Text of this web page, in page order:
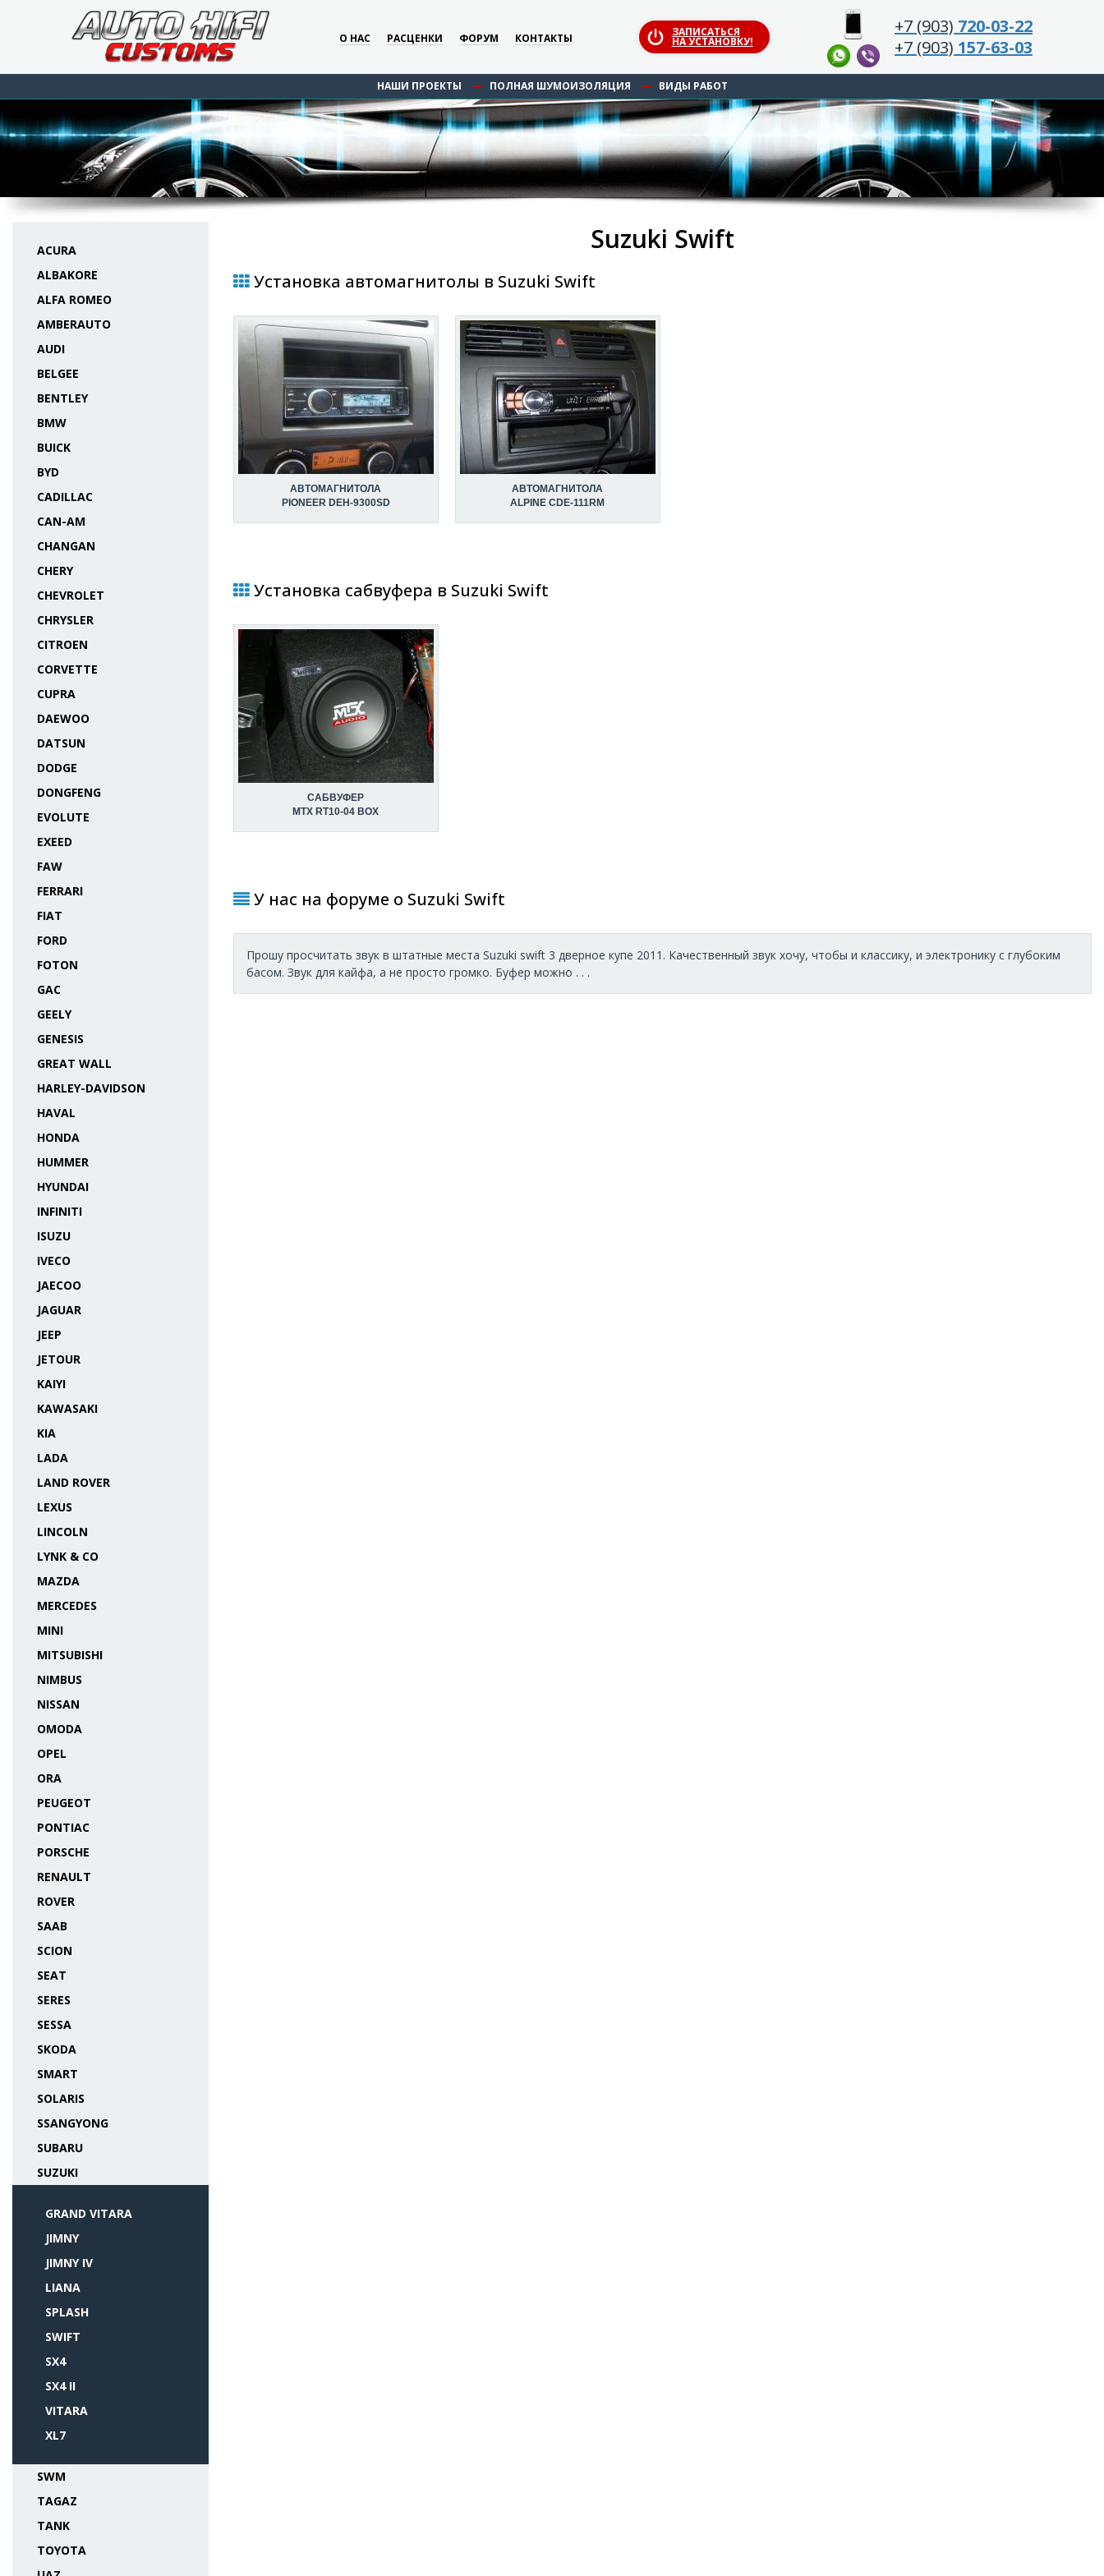
О НАС РАСЦЕНКИ ФОРУМ КОНТАКТЫ ЗАПИСАТЬСЯ
НА УСТАНОВКУ!
+7 (903) 720-03-22
+7 (903) 157-63-03
НАШИ ПРОЕКТЫ ПОЛНАЯ ШУМОИЗОЛЯЦИЯ ВИДЫ РАБОТ
ACURA
ALBAKORE
ALFA ROMEO
AMBERAUTO
AUDI
BELGEE
BENTLEY
BMW
BUICK
BYD
CADILLAC
CAN-AM
CHANGAN
CHERY
CHEVROLET
CHRYSLER
CITROEN
CORVETTE
CUPRA
DAEWOO
DATSUN
DODGE
DONGFENG
EVOLUTE
EXEED
FAW
FERRARI
FIAT
FORD
FOTON
GAC
GEELY
GENESIS
GREAT WALL
HARLEY-DAVIDSON
HAVAL
HONDA
HUMMER
HYUNDAI
INFINITI
ISUZU
IVECO
JAECOO
JAGUAR
JEEP
JETOUR
KAIYI
KAWASAKI
KIA
LADA
LAND ROVER
LEXUS
LINCOLN
LYNK & CO
MAZDA
MERCEDES
MINI
MITSUBISHI
NIMBUS
NISSAN
OMODA
OPEL
ORA
PEUGEOT
PONTIAC
PORSCHE
RENAULT
ROVER
SAAB
SCION
SEAT
SERES
SESSA
SKODA
SMART
SOLARIS
SSANGYONG
SUBARU
SUZUKI
GRAND VITARA
JIMNY
JIMNY IV
LIANA
SPLASH
SWIFT
SX4
SX4 II
VITARA
XL7
SWM
TAGAZ
TANK
TOYOTA
Suzuki Swift
Установка автомагнитолы в Suzuki Swift
АВТОМАГНИТОЛА
PIONEER DEH-9300SD
АВТОМАГНИТОЛА
ALPINE CDE-111RM
Установка сабвуфера в Suzuki Swift
САБВУФЕР
MTX RT10-04 BOX
У нас на форуме о Suzuki Swift
Прошу просчитать звук в штатные места Suzuki swift 3 дверное купе 2011. Качественный звук хочу, чтобы и классику, и электронику с глубоким
басом. Звук для кайфа, а не просто громко. Буфер можно . . .